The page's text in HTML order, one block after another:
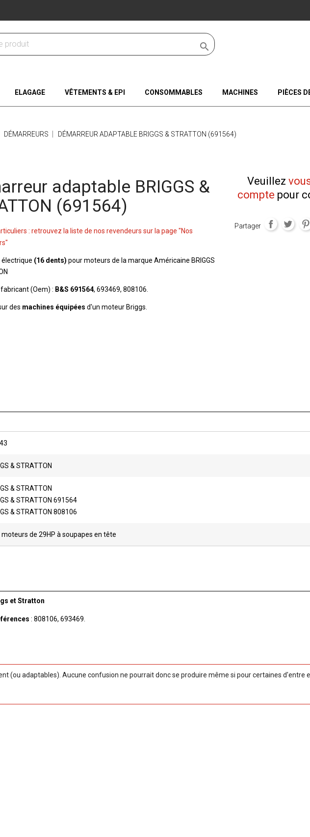

ELAGAGE VÊTEMENTS & EPI CONSOMMABLES MACHINES PIÈCES
DÉMARREURS DÉMARREUR ADAPTABLE BRIGGS & STRATTON (691564)
adaptable BRIGGS &
(691564)
: retrouvez la liste de nos revendeurs sur la page "Nos
électrique (16 dents) pour moteurs de la marque Américaine BRIGGS
(Oem) : B&S 691564, 693469, 808106.
des machines équipées d'un moteur Briggs.
Veuillez
compte pour
Partager
& STRATTON
& STRATTON
& STRATTON 691564
& STRATTON 808106
moteurs de 29HP à soupapes en tête
et Stratton
: 808106, 693469.
(ou adaptables). Aucune confusion ne pourrait donc se produire même si pour certaines d'entre